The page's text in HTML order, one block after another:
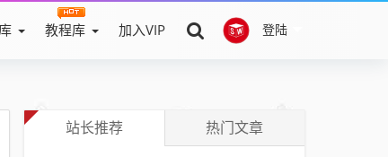
登陆
教程库 加入VIP
站长推荐 热门文章